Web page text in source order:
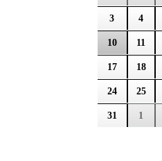
3 4
10 11
17 18
24 25
31 1